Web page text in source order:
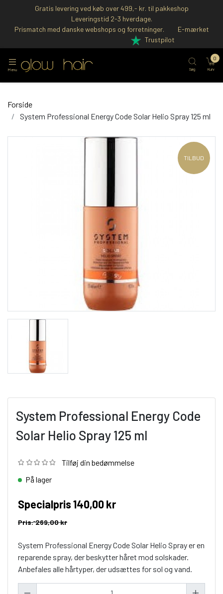
Gratis levering ved køb over 499,- kr. til pakkeshop
Leveringstid 2-3 hverdage.
Prismatch med danske webshops og forretninger.
E-mærket
Trustpilot
Menu Søg Kurv
0
Forside
System Professional Energy Code Solar Helio Spray 125 ml
TILBUD
System Professional Energy Code
Solar Helio Spray 125 ml
Tilføj din bedømmelse
På lager
Specialpris140,00 kr
Pris: 269,00 kr
System Professional Energy Code Solar Helio Spray er en
reparende spray, der beskytter håret mod solskader.
Anbefales alle hårtyper, der udsættes for sol og vand.